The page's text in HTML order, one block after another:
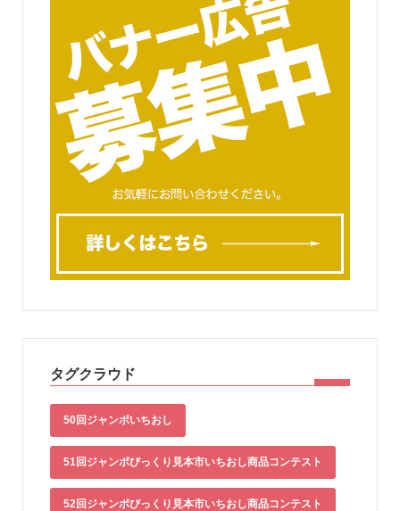
タグクラウド
50回ジャンボいちおし
51回ジャンボびっくり見本市いちおし商品コンテスト
52回ジャンボびっくり見本市いちおし商品コンテスト